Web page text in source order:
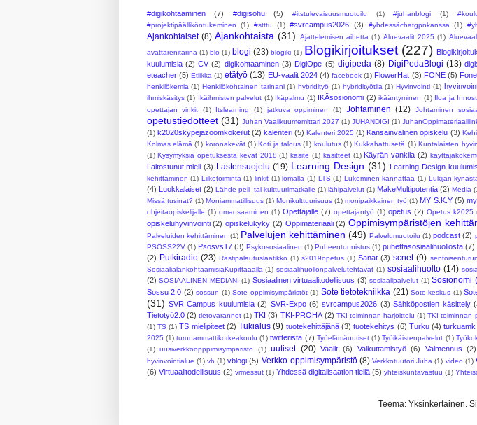
#digikohtaaminen (7) #digisohu (5) #itstulevaisuusmuotoilu (1) #juhanblogi (1)
#projektipäälliköntukeminen
(1) #stttu (1) #svrcampus2026 (3) #yhdessächatgpnkanssa (1)
Ajankohtaiset (8) Ajankohtaista (31) Ajattelemisen aihetta (1) Aluevaalit 2025 (1)
avattarenitarina (1) blo (1) blogi (23) blogiki (1) Blogikirjoitukset (227)
kuulumisia (2) CV (2) digikohtaaminen (3) DigiOpe (5) digipeda (8) DigiPedaBlogi (13)
eteacher (5) Etiikka (1) etätyö (13) EU-vaalit 2024 (4) facebook (1) FlowerHat (3) FONE (5)
henkilökemia (1) Henkilökohtainen tarinani (1) hybridityö (1) hybridityötila (1) Hyvinvointi (1)
ihmiskäsitys (1) Ikäihmisten palvelut (1) Ikäpalmu (1) IKÄsosionomi (2) ikääntyminen (1) Iloa ja
opettajan vinkit
(1) Itslearning (1) jatkuva oppiminen (1) Johtaminen (12) Johtaminen
opetustiedotteet (31) Juhan Vaalikuumemittari 2027 (1) JUHANDIGI (1)
(1) k2020skypejazoomkokeilut (2) kalenteri (5) Kalenteri 2025 (1) Kansainvälinen opiskelu (3)
Kolmas elämä (1) koronakevät (1) Koti ja talous (1) koulutus (1) Kukkahattusetä (1) Kuntalaisten
(1) Kysymyksiä opetuksesta kevät 2018 (1) käsite (1) käsitteet (1) Käyrän vankila (2)
Laitostunut mieli (3) Lastensuojelu (19) Learning Design (31) Learning Design
kehittäminen (1) Liiketoiminta (1) linkit (1) lomalla (1) LTS (1) Lukeminen kannattaa (1) Lukijan
(4) Luokkalaiset (2) Lähde peli- tai kulttuurimatkalle (1) lähipalvelut (1) MakeMultipotentia (2) Media
Missä tusinat? (1) Moniammatillisuus (1) Monikulttuurisuus (1) monipaikkainen työ (1) MY S.K.Y (5)
ohjeitaopiskelijalle (1) omaosaaminen (1) Opettajalle (7) opettajantyö (1) opetus (2) Opetus k2025
opiskeluhyvinvointi (2) opiskelukyky (2) Oppimateriaali (2) Oppimisympäristöjen
Palveluiden kehittäminen (1) Palvelujen kehittäminen (49) Palvelumuotoilu (1) podcast (2)
PSOSS22V (1) Psosvs17 (3) Psykososiaalinen (1) Puheentunnistus (1) puhettasosiaalihuollosta (7)
(2) Putkiradio (23) Rästipalautuslaatikko (1) s2019opetus (1) Sanat (3) scnet (9)
SosiaalialankohtaamisiaKupittaaalla (1) sosiaalihuollonpalvelutehtävät (1) sosiaalihuolto (14)
(2) SOSIAALINEN MEDIANI (1) Sosiaalinen virtuaalitodellisuus (3) sosiaalipalvelut (1) Sosionomi
Sossu 2.0 (2) sossun (1) Sote oppimisympäristöt (1) Sote tietotekniikka (21) Sote-keskus (1)
(31) SVR Campus kuulumisia (2) SVR-Expo (6) svrcampus2026 (3) Sähköpostien käsittely
Tietotyö2.0 (2) tietovarannot (1) TKI (3) TKI-PROHA (2) TKI-toiminnan harjoittelu (1) TKI-toiminnan
(1) TS (1) TS mielipiteet (2) Tukialus (9) tuotekehittäjänä (3) tuotekehitys (6) Turku (4) turkuamk
2025 (1) turunammattikorkeakoulu (1) twitteristä (7) Työelämäuutiset (1) Työikäistenpalvelut (1)
(1) uusiverkkoopppimisympäristö (1) uutiset (20) Vaalit (6) Vaikuttamistyö (6) Valmennus (2)
hyvinvointialue (1) vb (1) vblogi (5) Verkko-oppimisympäristö (8) Verkkotuutori Juha (1) video (1)
(6) Virtuaalitodellisuus (2) vrmessut (1) Yhdessä digitalisaation tiellä (5) yhteiskuntavastuu (1)
Teema: Yksinkertainen.